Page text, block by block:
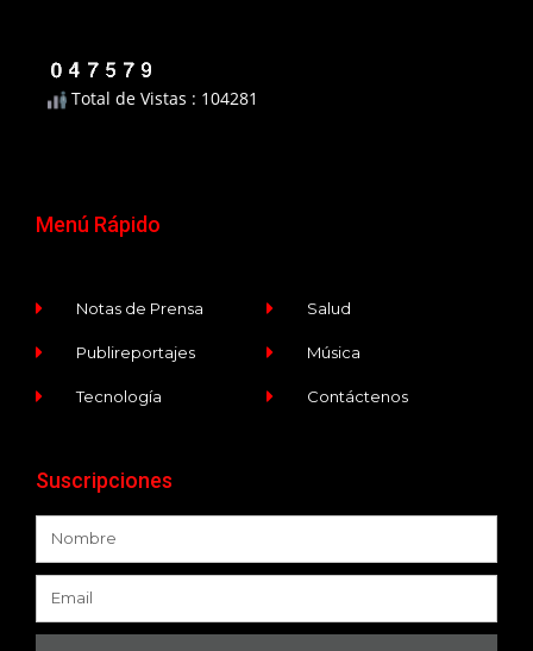
Total de Vistas : 104281
Menú Rápido
Notas de Prensa
Publireportajes
Tecnología
Salud
Música
Contáctenos
Suscripciones